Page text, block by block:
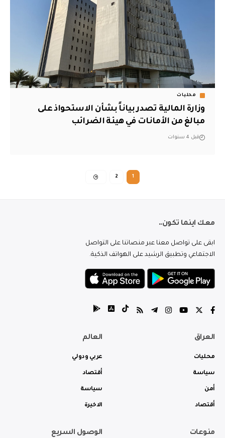
محليات
وزارة المالية تصدر بياناً بشأن الاستحواذ على
مبالغ من الأمانات في هيئة الضرائب
قبل 4 سنوات
1
2
معك اينما تكون..
ابقى على تواصل معنا عبر منصاتنا على التواصل
الاجتماعي وتطبيق الرشيد على الهواتف الذكية.
العراق
محليات
سياسة
أمن
أقتصاد
العالم
عربي ودولي
أقتصاد
سياسة
الاخيرة
منوعات الوصول السريع